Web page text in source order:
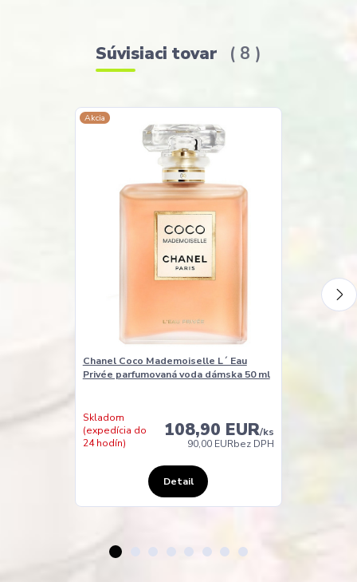
Súvisiaci tovar 8
Akcia
Chanel Coco Mademoiselle L´ Eau
Privée parfumovaná voda dámska 50 ml
108,90 EUR/ks
90,00 EURbez DPH
Skladom
(expedícia do
24 hodín)
Detail